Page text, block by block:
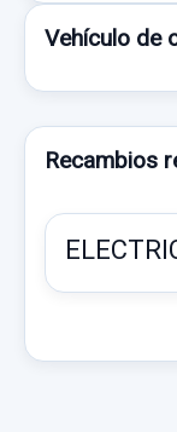
Vehículo de
Recambios